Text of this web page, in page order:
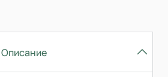
Описание